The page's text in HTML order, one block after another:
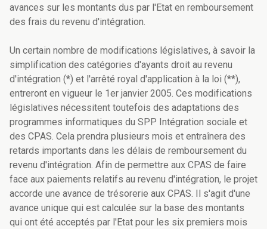
avances sur les montants dus par l'Etat en remboursement
des frais du revenu d'intégration.
Un certain nombre de modifications législatives, à savoir la
simplification des catégories d'ayants droit au revenu
d'intégration (*) et l'arrêté royal d'application à la loi (**),
entreront en vigueur le 1er janvier 2005. Ces modifications
législatives nécessitent toutefois des adaptations des
programmes informatiques du SPP Intégration sociale et
des CPAS. Cela prendra plusieurs mois et entraînera des
retards importants dans les délais de remboursement du
revenu d'intégration. Afin de permettre aux CPAS de faire
face aux paiements relatifs au revenu d'intégration, le projet
accorde une avance de trésorerie aux CPAS. Il s'agit d'une
avance unique qui est calculée sur la base des montants
qui ont été acceptés par l'Etat pour les six premiers mois